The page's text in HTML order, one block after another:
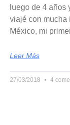
luego de 4 años
viajé con mucha
México, mi
Leer Más
27/03/2018 4